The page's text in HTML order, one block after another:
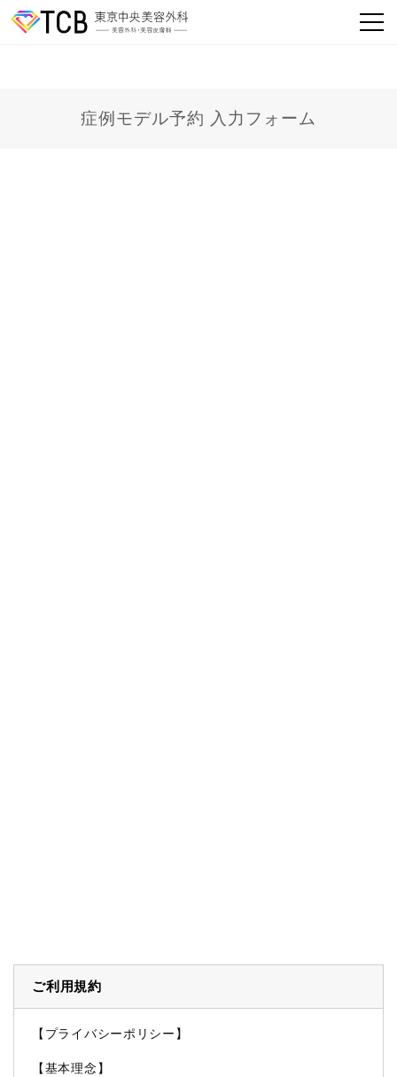
症例モデル予約 入力フォーム
ご利用規約
【プライバシーポリシー】
【基本理念】